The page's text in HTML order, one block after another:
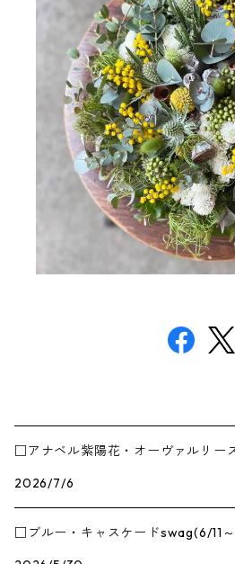
□アナベル紫陽花・オーヴァルリー
2026/7/6
□ブルー・キャスケードswag(6/11～